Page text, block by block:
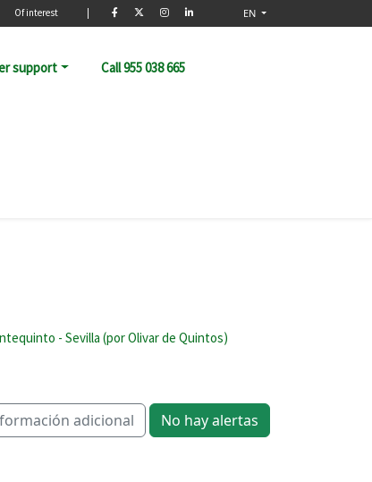
Of interest EN
support Call 955 038 665
- Sevilla (por Olivar de Quintos)
adicional No hay alertas